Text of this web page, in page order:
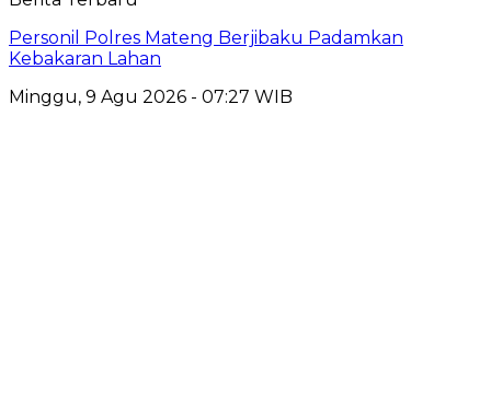
Personil Polres Mateng Berjibaku Padamkan
Kebakaran Lahan
Minggu, 9 Agu 2026 - 07:27 WIB